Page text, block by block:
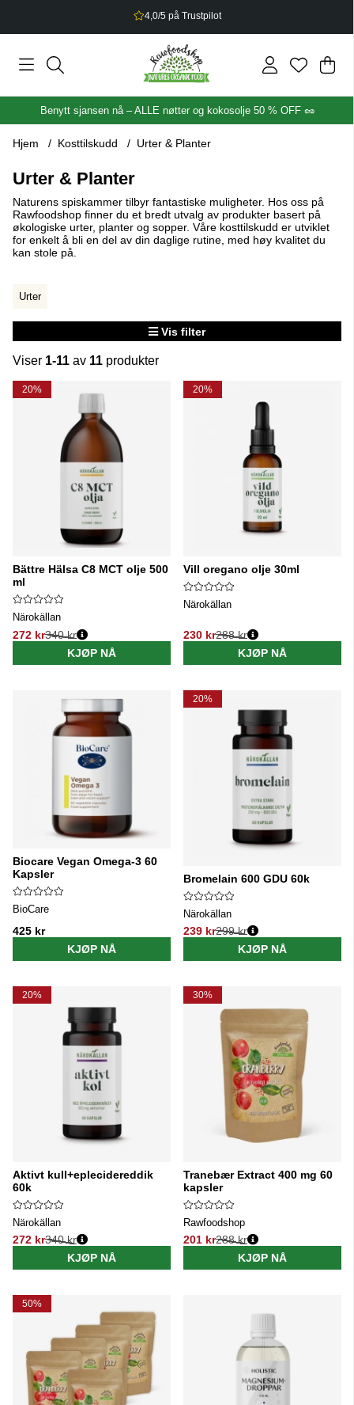
2,5% bonus på alt du handler
.
Benytt sjansen nå – ALLE nøtter og kokosolje 50 % OFF 🥜
Hjem Kosttilskudd Urter & Planter
Urter & Planter
Naturens spiskammer tilbyr fantastiske muligheter. Hos oss på
Rawfoodshop finner du et bredt utvalg av produkter basert på
økologiske urter, planter og sopper. Våre kosttilskudd er utviklet
for enkelt å bli en del av din daglige rutine, med høy kvalitet du
kan stole på.
Urter
Vis filter
Viser 1-11 av 11 produkter
Produkter
20%
Bättre Hälsa C8 MCT olje 500
ml
Närokällan
272 kr
Vanlig pris:
340 kr
KJØP NÅ
20%
Vill oregano olje 30ml
Närokällan
230 kr
Vanlig pris:
288 kr
KJØP NÅ
Biocare Vegan Omega-3 60
Kapsler
BioCare
425 kr
KJØP NÅ
20%
Bromelain 600 GDU 60k
Närokällan
239 kr
Vanlig pris:
299 kr
KJØP NÅ
20%
Aktivt kull+eplecidereddik
60k
Närokällan
272 kr
Vanlig pris:
340 kr
KJØP NÅ
30%
Tranebær Extract 400 mg 60
kapsler
Rawfoodshop
201 kr
Vanlig pris:
288 kr
KJØP NÅ
50%